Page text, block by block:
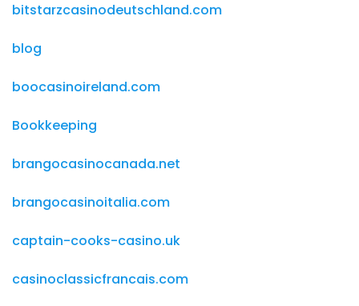
bitstarzcasinodeutschland.com
blog
boocasinoireland.com
Bookkeeping
brangocasinocanada.net
brangocasinoitalia.com
captain-cooks-casino.uk
casinoclassicfrancais.com